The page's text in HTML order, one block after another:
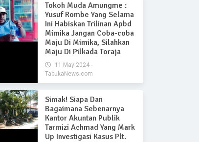
Tokoh Muda Amungme :
Yusuf Rombe Yang Selama
Ini Habiskan Trilinan Apbd
Mimika Jangan Coba-coba
Maju Di Mimika, Silahkan
Maju Di Pilkada Toraja
11 May 2024 -
TabukaNews.com
Simak! Siapa Dan
Bagaimana Sebenarnya
Kantor Akuntan Publik
Tarmizi Achmad Yang Mark
Up Investigasi Kasus Plt.